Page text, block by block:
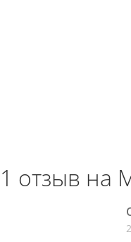
1 отзыв на